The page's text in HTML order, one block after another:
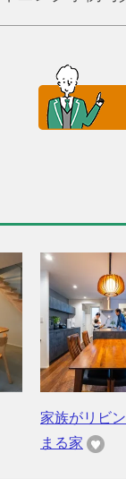
家族がリビ
まる家